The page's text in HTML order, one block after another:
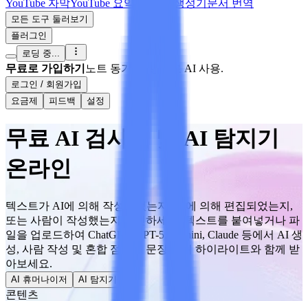
YouTube 자막YouTube 요약 AI 노트 생성기 문서 번역
모든 도구 둘러보기
플러그인
로딩 중...
무료로 가입하기 노트 동기화 및 무료 AI 사용.
로그인 / 회원가입
요금제
피드백 설정
무료 AI 검사기 및 AI 탐지기
온라인
텍스트가 AI에 의해 작성되었는지, AI에 의해 편집되었는지,
또는 사람이 작성했는지 확인하세요. 텍스트를 붙여넣거나 파
일을 업로드하여 ChatGPT, GPT-5, Gemini, Claude 등에서 AI 생
성, 사람 작성 및 혼합 점수를 문장 단위 하이라이트와 함께 받
아보세요.
AI 휴머나이저 AI 탐지기
콘텐츠